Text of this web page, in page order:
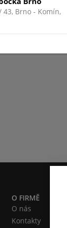
O FIRMĚ
O nás
Kontakty
43, Brno - Komín,